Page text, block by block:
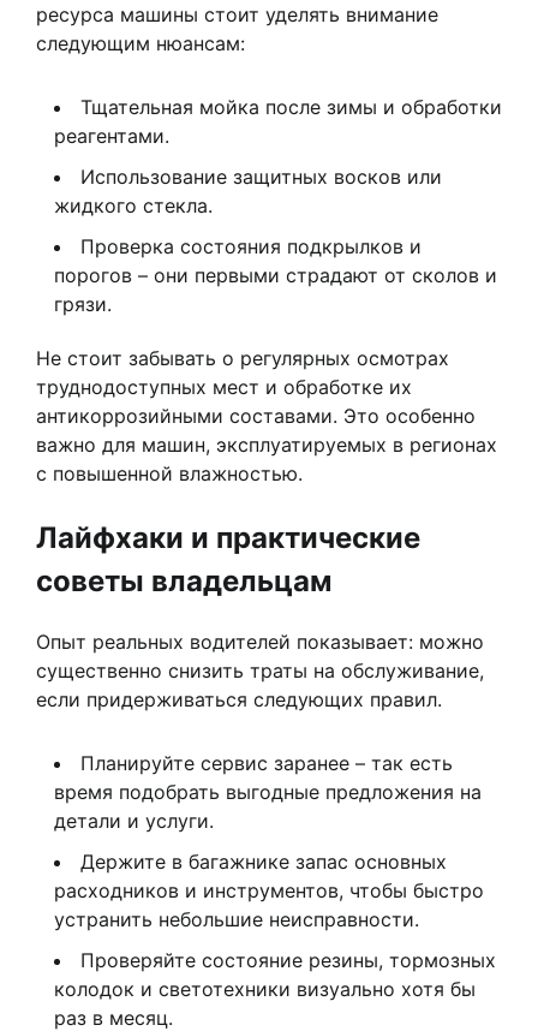
ресурса машины стоит уделять внимание
следующим нюансам:
Тщательная мойка после зимы и обработки
реагентами.
Использование защитных восков или
жидкого стекла.
Проверка состояния подкрылков и
порогов – они первыми страдают от сколов и
грязи.
Не стоит забывать о регулярных осмотрах
труднодоступных мест и обработке их
антикоррозийными составами. Это особенно
важно для машин, эксплуатируемых в регионах
с повышенной влажностью.
Лайфхаки и практические
советы владельцам
Опыт реальных водителей показывает: можно
существенно снизить траты на обслуживание,
если придерживаться следующих правил.
Планируйте сервис заранее – так есть
время подобрать выгодные предложения на
детали и услуги.
Держите в багажнике запас основных
расходников и инструментов, чтобы быстро
устранить небольшие неисправности.
Проверяйте состояние резины, тормозных
колодок и светотехники визуально хотя бы
раз в месяц.